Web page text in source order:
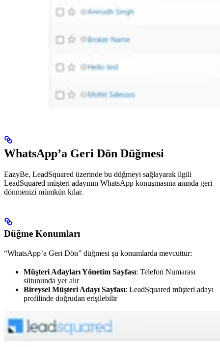
WhatsApp’a Geri Dön Düğmesi
EazyBe, LeadSquared üzerinde bu düğmeyi sağlayarak ilgili
LeadSquared müşteri adayının WhatsApp konuşmasına anında geri
dönmenizi mümkün kılar.
Düğme Konumları
“WhatsApp’a Geri Dön” düğmesi şu konumlarda mevcuttur:
Müşteri Adayları Yönetim Sayfası: Telefon Numarası
sütununda yer alır
Bireysel Müşteri Adayı Sayfası: LeadSquared müşteri adayı
profilinde doğrudan erişilebilir